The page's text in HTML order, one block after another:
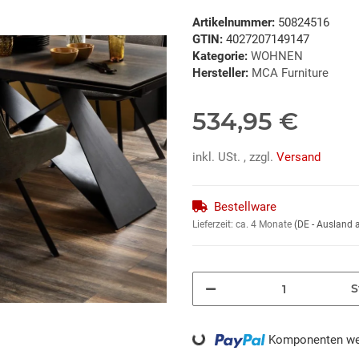
Artikelnummer: 50824516
GTIN: 4027207149147
Kategorie: WOHNEN
Hersteller: MCA Furniture
534,95 €
inkl. USt. , zzgl. Versand
Bestellware
Lieferzeit: ca. 4 Monate (DE - Ausland
Loading... Komponenten